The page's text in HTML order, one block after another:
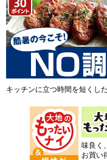
キッチンに立つ時間を短くし
味良く
お買い